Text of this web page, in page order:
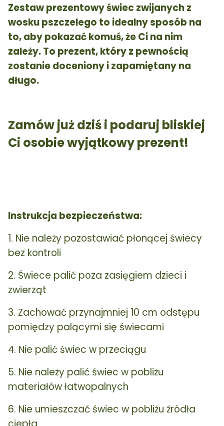
Zestaw prezentowy świec zwijanych z
wosku pszczelego to idealny sposób na
to, aby pokazać komuś, że Ci na nim
zależy. To prezent, który z pewnością
zostanie doceniony i zapamiętany na
długo.
Zamów już dziś i podaruj bliskiej
Ci osobie wyjątkowy prezent!
Instrukcja bezpieczeństwa:
1. Nie należy pozostawiać płonącej świecy
bez kontroli
2. Świece palić poza zasięgiem dzieci i
zwierząt
3. Zachować przynajmniej 10 cm odstępu
pomiędzy palącymi się świecami
4. Nie palić świec w przeciągu
5. Nie należy palić świec w pobliżu
materiałów łatwopalnych
6. Nie umieszczać świec w pobliżu źródła